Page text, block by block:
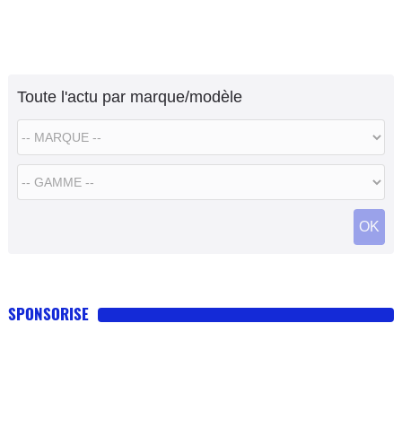
Toute l'actu par marque/modèle
OK
SPONSORISE